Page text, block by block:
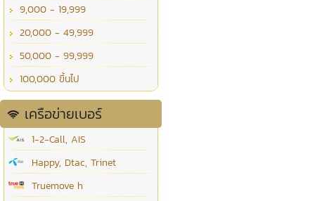
9,000 - 19,999
20,000 - 49,999
50,000 - 99,999
100,000 ขึ้นไป
เครือข่ายเบอร์
1-2-Call, AIS
Happy, Dtac, Trinet
Truemove h